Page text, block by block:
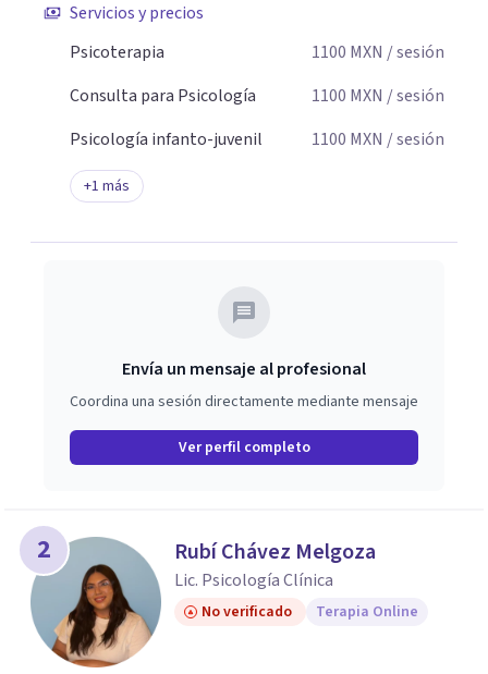
Servicios y precios
Psicoterapia
1100 MXN / sesión
Consulta para Psicología
1100 MXN / sesión
Psicología infanto-juvenil
1100 MXN / sesión
+1 más
Envía un mensaje al profesional
Coordina una sesión directamente mediante mensaje
Ver perfil completo
2 Rubí Chávez Melgoza
Lic. Psicología Clínica
No verificado Terapia Online